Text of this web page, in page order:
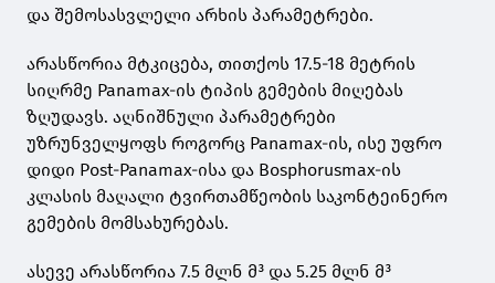
და შემოსასვლელი არხის პარამეტრები.
არასწორია მტკიცება, თითქოს 17.5-18 მეტრის
სიღრმე Panamax-ის ტიპის გემების მიღებას
ზღუდავს. აღნიშნული პარამეტრები
უზრუნველყოფს როგორც Panamax-ის, ისე უფრო
დიდი Post-Panamax-ისა და Bosphorusmax-ის
კლასის მაღალი ტვირთამწეობის საკონტეინერო
გემების მომსახურებას.
ასევე არასწორია 7.5 მლნ მ³ და 5.25 მლნ მ³